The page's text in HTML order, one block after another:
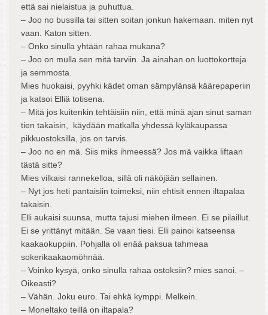
että sai nielaistua ja puhuttua.
– Joo no bussilla tai sitten soitan jonkun hakemaan. miten nyt
vaan. Katon sitten.
– Onko sinulla yhtään rahaa mukana?
– Joo on mulla sen mitä tarviin. Ja ainahan on luottokortteja
ja semmosta.
Mies huokaisi, pyyhki kädet oman sämpylänsä käärepaperiin
ja katsoi Elliä totisena.
– Mitä jos kuitenkin tehtäisiin niin, että minä ajan sinut saman
tien takaisin, käydään matkalla yhdessä kyläkaupassa
pikkuostoksilla, jos on tarvis.
– Joo no en mä. Siis miks ihmeessä? Jos mä vaikka liftaan
tästä sitte?
Mies vilkaisi rannekelloa, sillä oli näköjään sellainen.
– Nyt jos heti pantaisiin toimeksi, niin ehtisit ennen iltapalaa
takaisin.
Elli aukaisi suunsa, mutta tajusi miehen ilmeen. Ei se pilaillut.
Ei se yrittänyt mitään. Se vaan tiesi. Elli painoi katseensa
kaakaokuppiin. Pohjalla oli enää paksua tahmeaa
sokerikaakaomöhnää.
– Voinko kysyä, onko sinulla rahaa ostoksiin? mies sanoi. –
Oikeasti?
– Vähän. Joku euro. Tai ehkä kymppi. Melkein.
– Moneltako teillä on iltapala?